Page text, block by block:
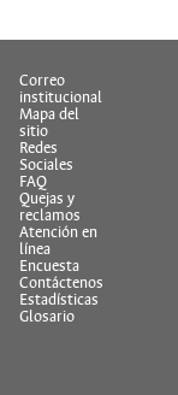
Correo
institucional
Mapa del
sitio
Redes
Sociales
FAQ
Quejas y
reclamos
Atención en
línea
Encuesta
Contáctenos
Estadísticas
Glosario